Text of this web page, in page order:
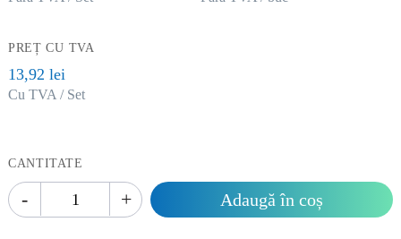
PREȚ CU TVA
13,92 lei
Cu TVA / Set
CANTITATE
+
- Adaugă în coș